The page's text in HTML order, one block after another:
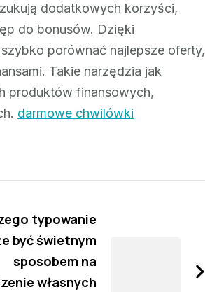
dodatkowych korzyści,
do bonusów. Dzięki
porównać najlepsze oferty,
Takie narzędzia jak
produktów finansowych,
darmowe chwilówki
typowanie
być świetnym
sposobem na
własnych